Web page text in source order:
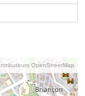
OpenStreetMap